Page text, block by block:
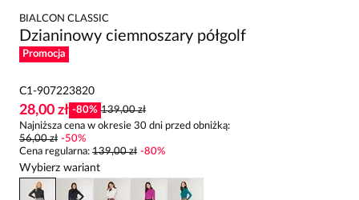
BIALCON CLASSIC
Dzianinowy ciemnoszary półgolf
Promocja
C1-907223820
28,00 zł -80% 139,00 zł
Najniższa cena w okresie 30 dni przed obniżką:
56,00 zł -50%
Cena regularna: 139,00 zł -80%
Wybierz wariant